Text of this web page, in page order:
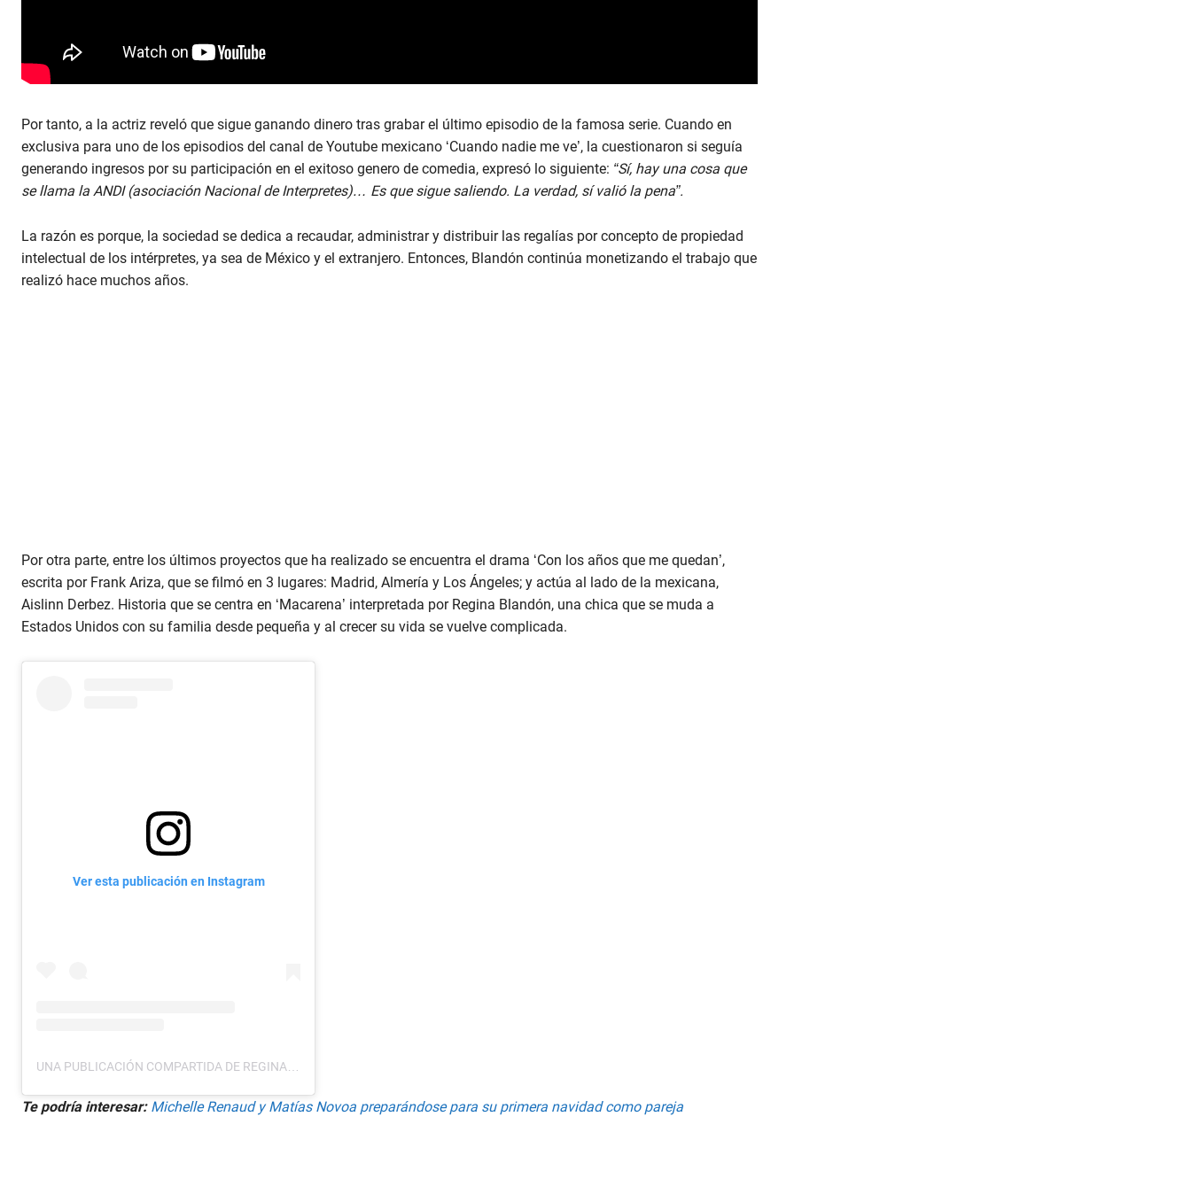
Por tanto, a la actriz reveló que sigue ganando dinero tras grabar el último episodio de la famosa serie. Cuando en
exclusiva para uno de los episodios del canal de Youtube mexicano ‘Cuando nadie me ve’, la cuestionaron si seguía
generando ingresos por su participación en el exitoso genero de comedia, expresó lo siguiente: “Sí, hay una cosa que
se llama la ANDI (asociación Nacional de Interpretes)… Es que sigue saliendo. La verdad, sí valió la pena”.
La razón es porque, la sociedad se dedica a recaudar, administrar y distribuir las regalías por concepto de propiedad
intelectual de los intérpretes, ya sea de México y el extranjero. Entonces, Blandón continúa monetizando el trabajo que
realizó hace muchos años.
Por otra parte, entre los últimos proyectos que ha realizado se encuentra el drama ‘Con los años que me quedan’,
escrita por Frank Ariza, que se filmó en 3 lugares: Madrid, Almería y Los Ángeles; y actúa al lado de la mexicana,
Aislinn Derbez. Historia que se centra en ‘Macarena’ interpretada por Regina Blandón, una chica que se muda a
Estados Unidos con su familia desde pequeña y al crecer su vida se vuelve complicada.
Ver esta publicación en Instagram
UNA PUBLICACIÓN COMPARTIDA DE REGINA BLANDÓN (@REGINABLANDON)
Te podría interesar: Michelle Renaud y Matías Novoa preparándose para su primera navidad como pareja